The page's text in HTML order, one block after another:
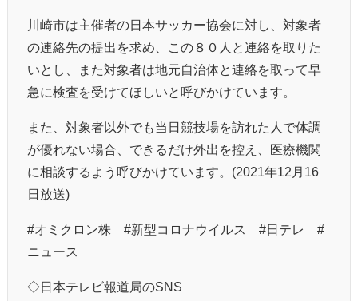
川崎市は主催者の日本サッカー協会に対し、対象者
の連絡先の提出を求め、この８０人と連絡を取りた
いとし、また対象者は地元自治体と連絡を取って早
急に検査を受けてほしいと呼びかけています。
また、対象者以外でも当日競技場を訪れた人で体調
が優れない場合、できるだけ外出を控え、医療機関
に相談するよう呼びかけています。(2021年12月16
日放送)
#オミクロン株 #新型コロナウイルス #日テレ​​ #
ニュース​​
◇日本テレビ報道局のSNS